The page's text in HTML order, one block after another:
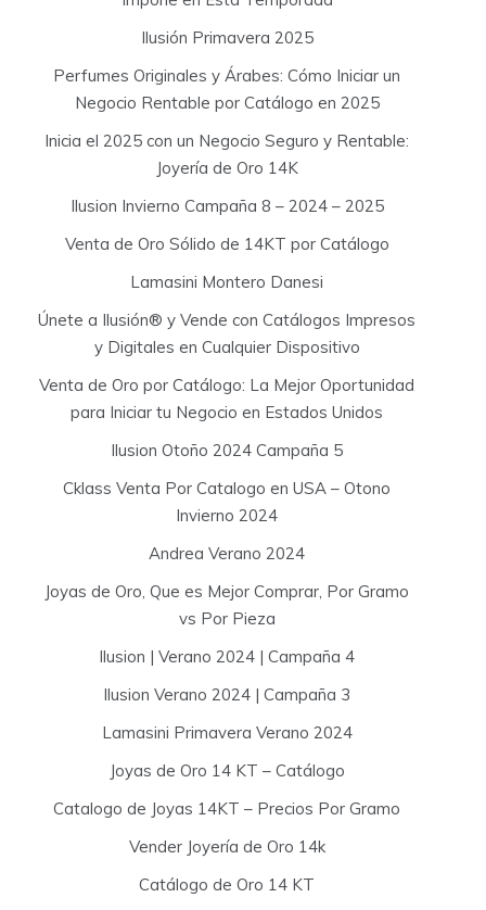
Ilusión Primavera 2025
Perfumes Originales y Árabes: Cómo Iniciar un
Negocio Rentable por Catálogo en 2025
Inicia el 2025 con un Negocio Seguro y Rentable:
Joyería de Oro 14K
Ilusion Invierno Campaña 8 – 2024 – 2025
Venta de Oro Sólido de 14KT por Catálogo
Lamasini Montero Danesi
Únete a Ilusión® y Vende con Catálogos Impresos
y Digitales en Cualquier Dispositivo
Venta de Oro por Catálogo: La Mejor Oportunidad
para Iniciar tu Negocio en Estados Unidos
Ilusion Otoño 2024 Campaña 5
Cklass Venta Por Catalogo en USA – Otono
Invierno 2024
Andrea Verano 2024
Joyas de Oro, Que es Mejor Comprar, Por Gramo
vs Por Pieza
Ilusion | Verano 2024 | Campaña 4
Ilusion Verano 2024 | Campaña 3
Lamasini Primavera Verano 2024
Joyas de Oro 14 KT – Catálogo
Catalogo de Joyas 14KT – Precios Por Gramo
Vender Joyería de Oro 14k
Catálogo de Oro 14 KT